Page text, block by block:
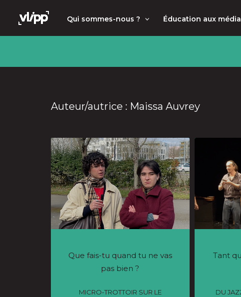
principal
Qui sommes-nous ? Éducation aux
Auteur/autrice : Maissa Auvrey
Que fais-tu quand tu ne vas
pas bien ?
MICRO-TROTTOIR SUR LE
Tant
DU